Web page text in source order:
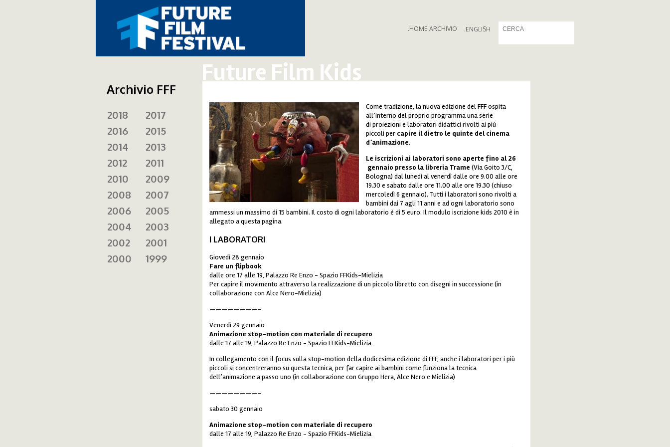
.ENGLISH
.HOME ARCHIVIO
Future Film Kids
attic-2.jpg
Come tradizione, la nuova edizione del FFF ospita
all’interno del proprio programma una serie
di proiezioni e laboratori didattici rivolti ai più
piccoli per capire il dietro le quinte del cinema
d’animazione.
Le iscrizioni ai laboratori sono aperte fino al 26
gennaio presso la libreria Trame (Via Goito 3/C,
Bologna) dal lunedì al venerdì dalle ore 9.00 alle ore
19.30 e sabato dalle ore 11.00 alle ore 19.30 (chiuso
mercoledì 6 gennaio). Tutti i laboratori sono rivolti a
bambini dai 7 agli 11 anni e ad ogni laboratorio sono
ammessi un massimo di 15 bambini. Il costo di ogni laboratorio è di 5 euro. Il modulo iscrizione kids 2010 è in
allegato a questa pagina.
I LABORATORI
Giovedì 28 gennaio
Fare un flipbook
dalle ore 17 alle 19, Palazzo Re Enzo - Spazio FFKids-Mielizia
Per capire il movimento attraverso la realizzazione di un piccolo libretto con disegni in successione (in
collaborazione con Alce Nero-Mielizia)
————————–
Venerdì 29 gennaio
Animazione stop-motion con materiale di recupero
dalle 17 alle 19, Palazzo Re Enzo - Spazio FFKids-Mielizia
In collegamento con il focus sulla stop-motion della dodicesima edizione di FFF, anche i laboratori per i più
piccoli si concentreranno su questa tecnica, per far capire ai bambini come funziona la tecnica
dell’animazione a passo uno (in collaborazione con Gruppo Hera, Alce Nero e Mielizia)
————————–
sabato 30 gennaio
Animazione stop-motion con materiale di recupero
dalle 17 alle 19, Palazzo Re Enzo - Spazio FFKids-Mielizia
Archivio FFF
2018
2017
2016
2015
2014
2013
2012
2011
2010
2009
2008
2007
2006
2005
2004
2003
2002
2001
2000
1999